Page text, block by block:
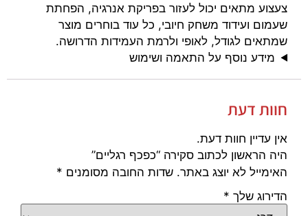
צעצוע מתאים יכול לעזור בפריקת אנרגיה, הפחתת
שעמום ועידוד משחק חיובי, כל עוד בוחרים מוצר
שמתאים לגודל, לאופי ולרמת העמידות הדרושה.
מידע נוסף על התאמה ושימוש
חוות דעת
אין עדיין חוות דעת.
היה הראשון לכתוב סקירה “כפכף רגליים”
האימייל לא יוצג באתר. שדות החובה מסומנים *
הדירוג שלך *